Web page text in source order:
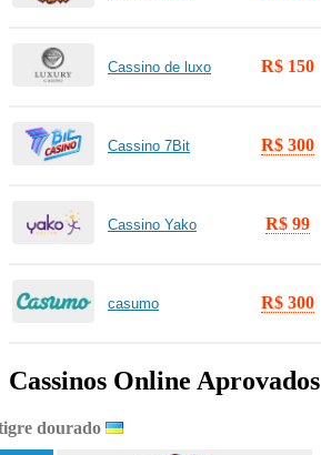
Cassino de luxo R$ 150
Cassino 7Bit R$ 300
Cassino Yako R$ 99
casumo R$ 300
Cassinos Online Aprovados
dourado